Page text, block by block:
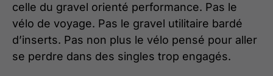
celle du gravel orienté performance. Pas le
vélo de voyage. Pas le gravel utilitaire bardé
d’inserts. Pas non plus le vélo pensé pour aller
se perdre dans des singles trop engagés.